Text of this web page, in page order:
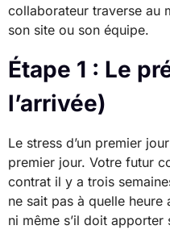
collaborateur traverse au
son site ou son équipe.
Étape 1 : Le
l’arrivée)
Le stress d’un premier
premier jour. Votre futur
contrat il y a trois
ne sait pas à quelle heure
ni même s’il doit